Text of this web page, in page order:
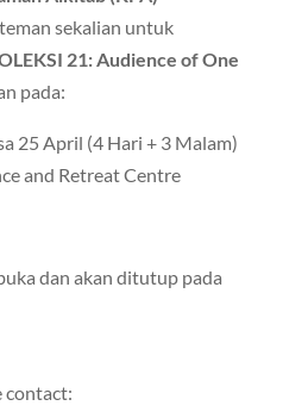
sekalian untuk
21: Audience of One
pada:
25 April (4 Hari + 3 Malam)
and Retreat Centre
dan akan ditutup pada
contact: